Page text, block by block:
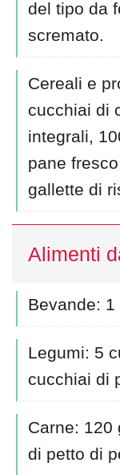
del tipo da
scremato.
Cereali e
cucchiai di
integrali,
pane
gallette di
Alimenti
Bevande:
Legumi: 5
cucchiai di
Carne: 120
di petto di